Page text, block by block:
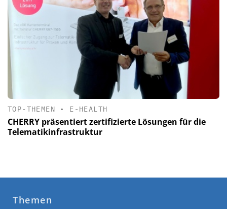
TOP-THEMEN • E-HEALTH
CHERRY präsentiert zertifizierte Lösungen für die
Telematikinfrastruktur
Themen